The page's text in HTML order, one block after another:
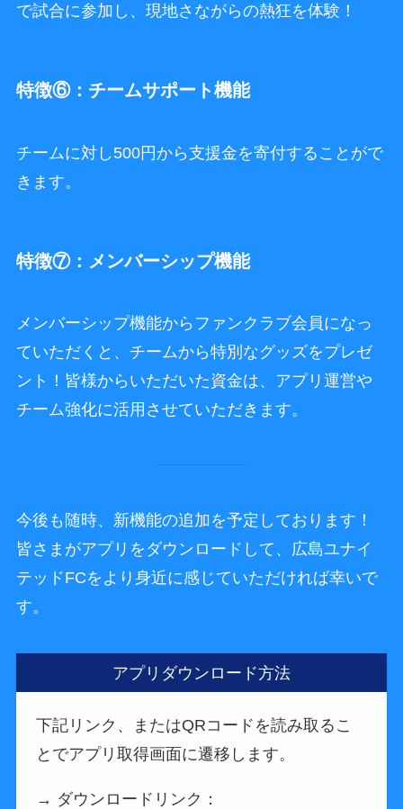
で試合に参加し、現地さながらの熱狂を体験！
特徴⑥：チームサポート機能
チームに対し500円から支援金を寄付することがで
きます。
特徴⑦：メンバーシップ機能
メンバーシップ機能からファンクラブ会員になっ
ていただくと、チームから特別なグッズをプレゼ
ント！皆様からいただいた資金は、アプリ運営や
チーム強化に活用させていただきます。
今後も随時、新機能の追加を予定しております！
皆さまがアプリをダウンロードして、広島ユナイ
テッドFCをより身近に感じていただければ幸いで
す。
アプリダウンロード方法
下記リンク、またはQRコードを読み取るこ
とでアプリ取得画面に遷移します。
→ ダウンロードリンク：